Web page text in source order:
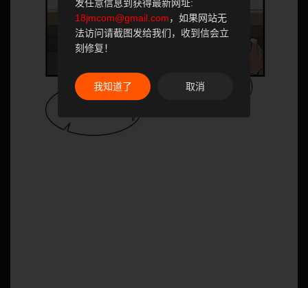
发任意信息到获得最新网址:
18jmcom@gmail.com，如果网站无
法访问请截图发给我们，收到信会立
刻修复！
我知道了 取消